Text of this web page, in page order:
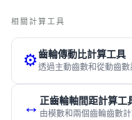
相關計算工具
⚙️齒輪傳動比計算工具
透過主動齒數和從動齒數
↔️ 正齒輪軸間距計算工
由模數和兩個齒輪齒數